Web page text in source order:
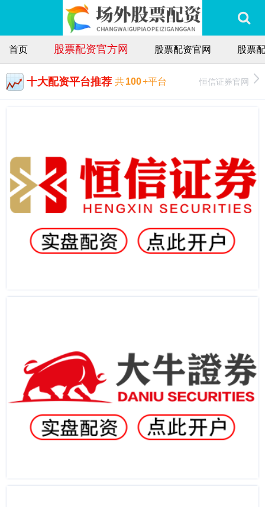
首页 股票配资官方网 股票配资官网 股票
十大配资平台推荐 共100+平台 恒信证券官网